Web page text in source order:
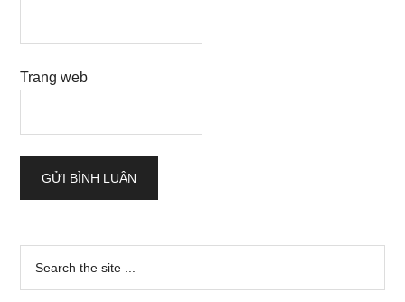
Trang web
Sidebar
chính